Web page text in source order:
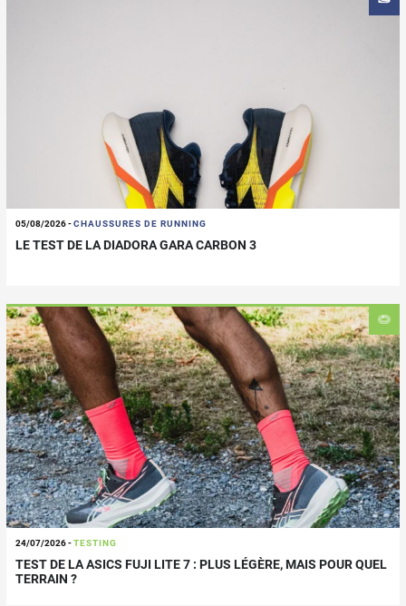
05/08/2026-CHAUSSURES DE RUNNING
LE TEST DE LA DIADORA GARA CARBON 3
24/07/2026-TESTING
TEST DE LA ASICS FUJI LITE 7 : PLUS LÉGÈRE, MAIS POUR QUEL
TERRAIN ?